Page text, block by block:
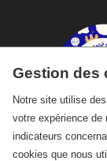
Gestion des
Notre site utilise
votre expérience de
indicateurs
cookies que nous